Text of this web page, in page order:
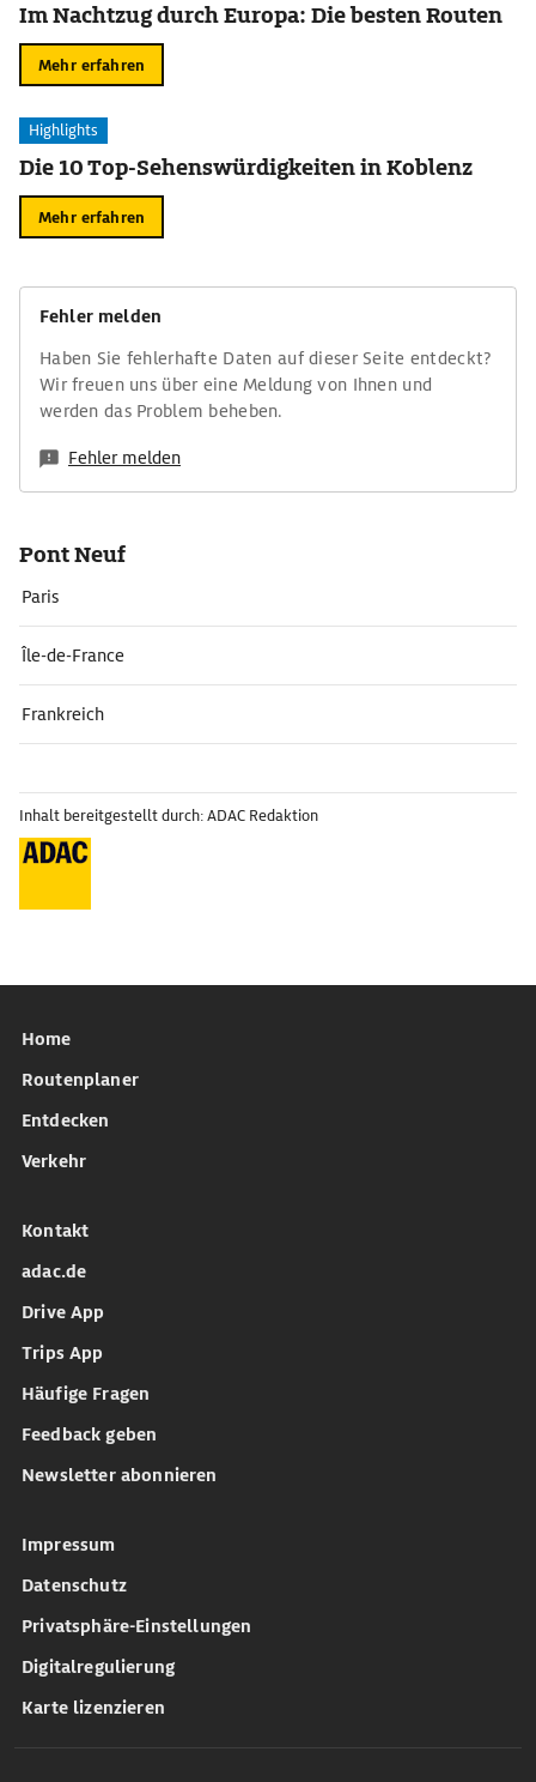
Im Nachtzug durch Europa: Die besten Routen
Mehr erfahren
Highlights
Die 10 Top-Sehenswürdigkeiten in Koblenz
Mehr erfahren
Fehler melden
Haben Sie fehlerhafte Daten auf dieser Seite entdeckt?
Wir freuen uns über eine Meldung von Ihnen und
werden das Problem beheben.
Fehler melden
Pont Neuf
Paris
Île-de-France
Frankreich
Inhalt bereitgestellt durch: ADAC Redaktion
Home
Routenplaner
Entdecken
Verkehr
Kontakt
adac.de
Drive App
Trips App
Häufige Fragen
Feedback geben
Newsletter abonnieren
Impressum
Datenschutz
Privatsphäre-Einstellungen
Digitalregulierung
Karte lizenzieren